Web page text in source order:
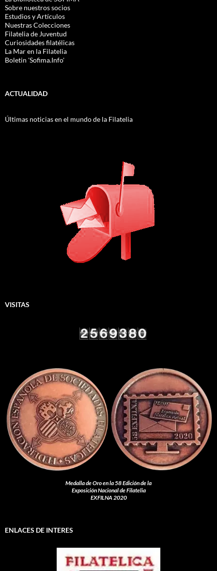
Sobre nuestros socios
Estudios y Artículos
Nuestras Colecciones
Filatelia de Juventud
Curiosidades filatélicas
La Mar en la Filatelia
Boletin 'Sofima.Info'
ACTUALIDAD
Últimas noticias en el mundo de la Filatelia
VISITAS
Medalla de Oro en la 58 Edición de la
Exposición Nacional de Filatelia
EXFILNA 2020
ENLACES DE INTERES